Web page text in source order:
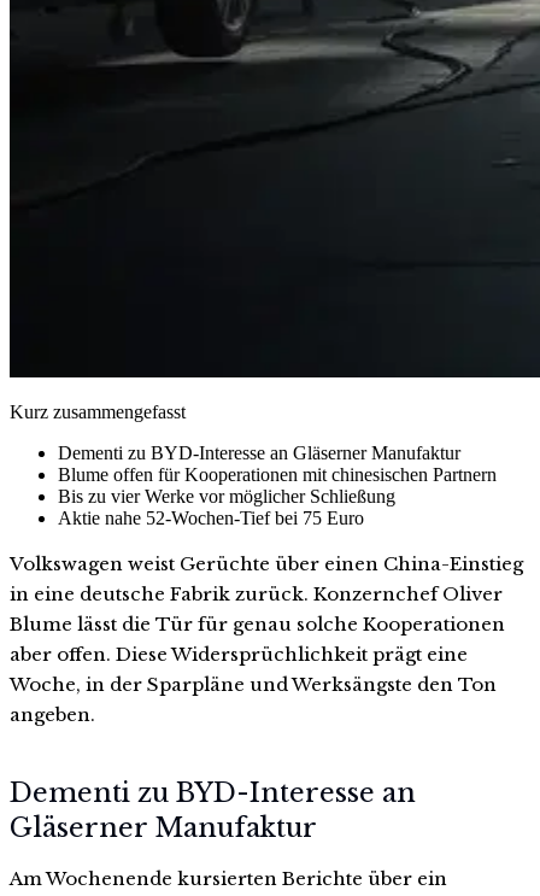
Kurz zusammengefasst
Dementi zu BYD-Interesse an Gläserner Manufaktur
Blume offen für Kooperationen mit chinesischen Partnern
Bis zu vier Werke vor möglicher Schließung
Aktie nahe 52-Wochen-Tief bei 75 Euro
Volkswagen weist Gerüchte über einen China-Einstieg
in eine deutsche Fabrik zurück. Konzernchef Oliver
Blume lässt die Tür für genau solche Kooperationen
aber offen. Diese Widersprüchlichkeit prägt eine
Woche, in der Sparpläne und Werksängste den Ton
angeben.
Dementi zu BYD-Interesse an
Gläserner Manufaktur
Am Wochenende kursierten Berichte über ein